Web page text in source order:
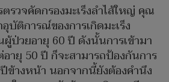
รวจคัดกรองมะเร็งลำไส้ใหญ่ คุณ
บัติการณ์ของการเกิดมะเร็ง
ป่วยอายุ 60 ปี ดังนั้นการเข้ามา
ายุ 50 ปี ก็จะสามารถป้องกันการ
ข้างหน้า นอกจากนี้ยังต้องคำนึง